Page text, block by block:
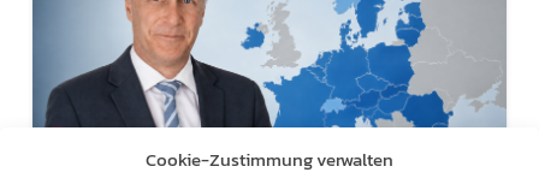
Cookie-Zustimmung verwalten
SCHENGENER ABKOMMEN AUSSETZEN!